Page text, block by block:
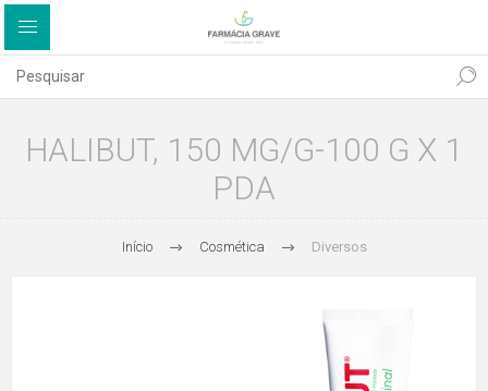
HALIBUT, 150 MG/G-100 G X 1
PDA
Início Cosmética Diversos